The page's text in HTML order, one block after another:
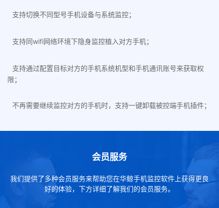
支持切换不同型号手机设备与系统监控；
支持同wifi网络环境下隐身监控植入对方手机；
支持通过配置目标对方的手机系统机型和手机通讯账号来获取权
限；
不再需要继续监控对方的手机时，支持一键卸载被控端手机插件；
会员服务
我们提供了多种会员服务来帮助您在华鲸手机监控软件上获得更良
好的体验，下方详细了解我们的会员服务。